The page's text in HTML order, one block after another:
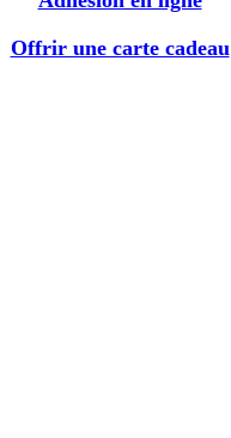
Offrir une carte cadeau